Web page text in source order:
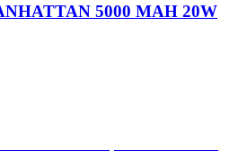
5000 MAH 20W